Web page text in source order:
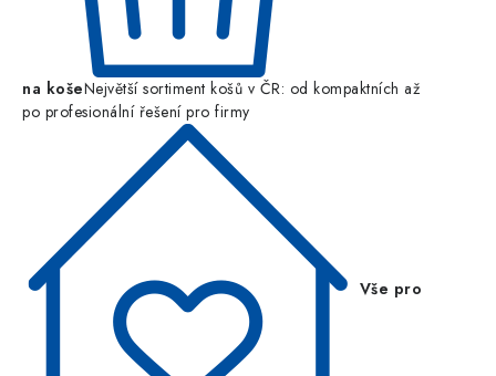
na košeNejvětší sortiment košů v ČR: od kompaktních až
po profesionální řešení pro firmy
Vše pro